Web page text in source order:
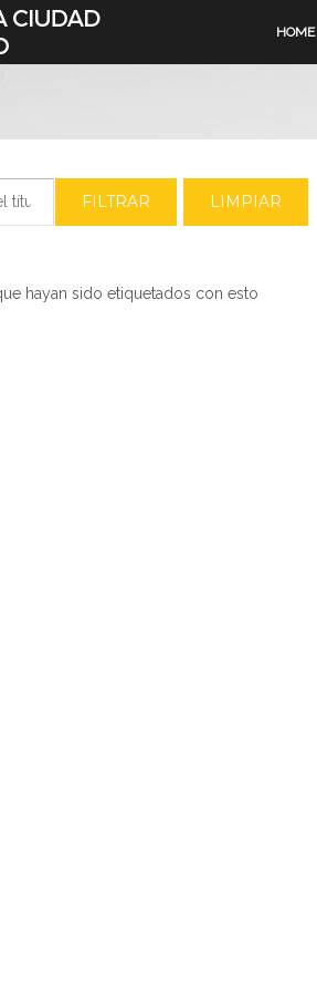
HOME
FILTRAR LIMPIAR
hayan sido etiquetados con esto